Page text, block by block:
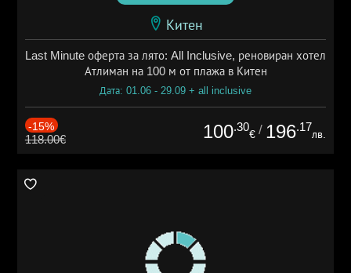
Китен
Last Minute оферта за лято: All Inclusive, реновиран хотел
Атлиман на 100 м от плажа в Китен
Дата: 01.06 - 29.09 + all inclusive
-15%
118.00€ 100.30
€ / 196.17
лв.